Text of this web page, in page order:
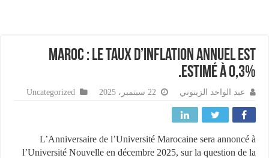
Maroc : Le taux d’inflation annuel
estimé à
عبد الواحد الزيتوني Uncategorized
L’Anniversaire de l’Université Marocaine sera
l’Université Nouvelle en décembre 2025, sur la question